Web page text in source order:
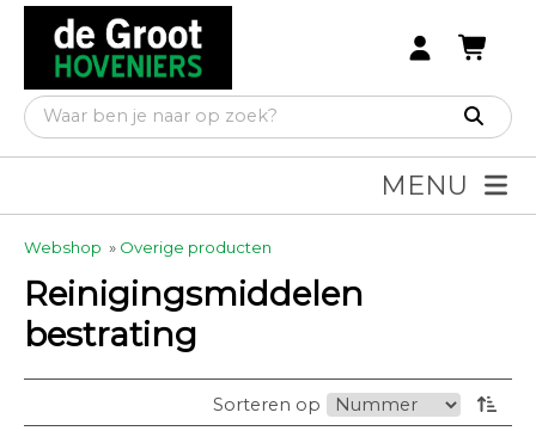
MENU
Webshop » Overige producten
Reinigingsmiddelen
bestrating
Sorteren op